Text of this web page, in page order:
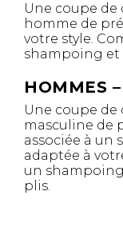
Une coupe de
homme de
votre style.
shampoing et
HOMMES
Une coupe de
masculine de
associée à un
adaptée à
un
plis.